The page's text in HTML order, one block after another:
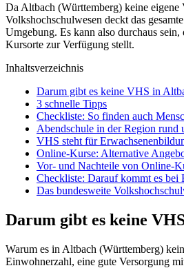
Da Altbach (Württemberg) keine eigene
Volkshochschulwesen deckt das
Umgebung. Es kann also durchaus
Kursorte zur Verfügung stellt.
Inhaltsverzeichnis
Darum gibt es keine VHS in
3 schnelle Tipps
Checkliste: So finden auch
Abendschule in der Region rund
VHS steht für
Online-Kurse: Alternative
Vor- und Nachteile von Online-
Checkliste: Darauf kommt es bei
Das bundesweite
Darum gibt es keine
Warum es in Altbach (Württemberg)
Einwohnerzahl, eine gute Versorgung